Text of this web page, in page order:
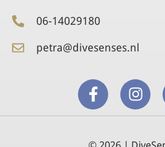
06-14029180
petra@divesenses.nl